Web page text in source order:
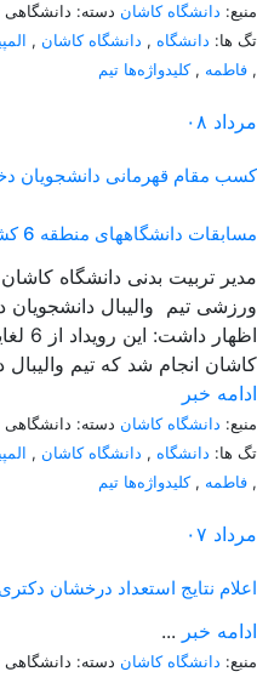
منبع: دانشگاه کاشان دسته: دانشگاهی
تگ ها: دانشگاه , دانشگاه کاشان ,
فاطمه ,کلیدواژه‌ها تیم ,
۰۸ مرداد
کسب مقام قهرمانی دانشجویان
مسابقات دانشگاههای منطقه 6 کشور
مدیر تربیت بدنی دانشگاه
ورزشی تیم والیبال دانشجویان
کاشان انجام شد که تیم
ادامه خبر
منبع: دانشگاه کاشان دسته: دانشگاهی
تگ ها: دانشگاه , دانشگاه کاشان ,
فاطمه ,کلیدواژه‌ها تیم ,
۰۷ مرداد
اعلام نتایج استعداد درخشان دکتری 1405
... ادامه خبر
منبع: دانشگاه کاشان دسته: دانشگاهی